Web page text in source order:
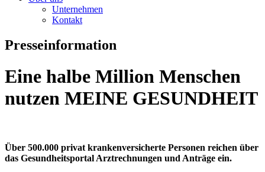
Unternehmen
Kontakt
Presseinformation
Eine halbe Million Menschen
nutzen MEINE GESUNDHEIT
Über 500.000 privat krankenversicherte Personen reichen über
das Gesundheitsportal Arztrechnungen und Anträge ein.